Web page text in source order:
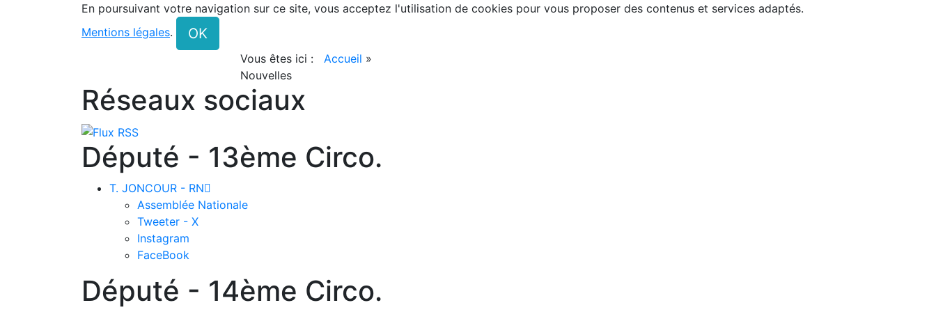
En poursuivant votre navigation sur ce site, vous acceptez l'utilisation de cookies pour vous proposer des contenus et services adaptés.
Mentions légales. OK
Vous êtes ici : Accueil »
Nouvelles
Réseaux sociaux
Député - 13ème Circo.
T. JONCOUR - RN
Assemblée Nationale
Tweeter - X
Instagram
FaceBook
Député - 14ème Circo.